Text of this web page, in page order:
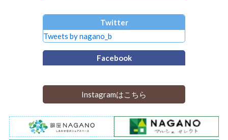
Twitter
Tweets by nagano_b
Facebook
Instagramはこちら